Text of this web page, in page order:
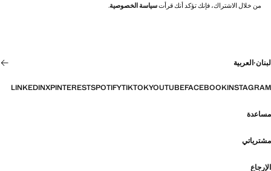
من خلال الاشتراك، فإنك تؤكد أنك قرأتسياسة الخصوصية.
لبنان·العربية
INSTAGRAM
FACEBOOK
YOUTUBE
TIKTOK
SPOTIFY
PINTEREST
X
LINKEDIN
مساعدة
مشترياتي
الإرجاع